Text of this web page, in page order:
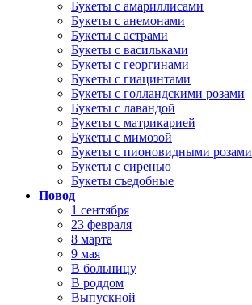
Букеты с амариллисами
Букеты с анемонами
Букеты с астрами
Букеты с васильками
Букеты с георгинами
Букеты с гиацинтами
Букеты с голландскими розами
Букеты с лавандой
Букеты с матрикарией
Букеты с мимозой
Букеты с пионовидными розами
Букеты с сиренью
Букеты съедобные
Повод
1 сентября
23 февраля
8 марта
9 мая
В больницу
В роддом
Выпускной